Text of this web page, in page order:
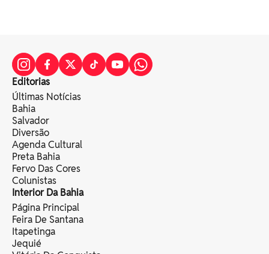
Editorias
Últimas Notícias
Bahia
Salvador
Diversão
Agenda Cultural
Preta Bahia
Fervo Das Cores
Colunistas
Interior Da Bahia
Página Principal
Feira De Santana
Itapetinga
Jequié